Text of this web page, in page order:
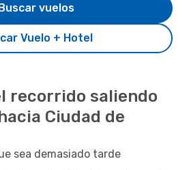
Vuelo + Hotel
vuelos
recorrido saliendo
Ciudad de
sea demasiado tarde